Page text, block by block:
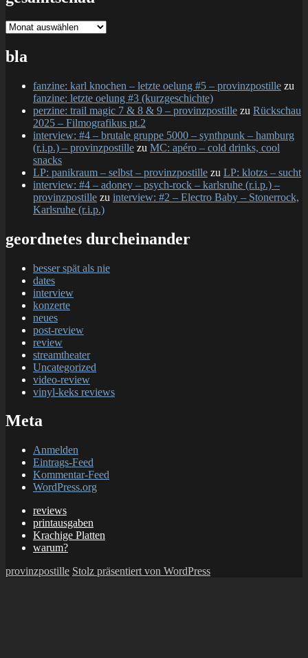
gesamtschau
bla
fanzine: karl knochen – letzte oelung #5 – provinzpostille zu
fanzine: letzte oelung #3 (kurzgeschichte)
perzine: trail magic 7 & 8 & 9 – provinzpostille zu Rückschau
2025 – Filmografikus pt.2
interview: #4 – brutale gruppe 5000 – synthpunk – hamburg
(r.i.p.) – provinzpostille zu MC: apéro – cold drinks, cool
snacks
LP: panikraum – selbst – provinzpostille zu LP: klotzs – sucht
interview: #4 – adoney – psych-rock – karlsruhe (r.i.p.) –
provinzpostille zu interview: #2 – Electro Baby – Stonerrock,
Karlsruhe (r.i.p.)
geordnetes durcheinander
besser spät als nie
dates
interview
konzerte
neues
post-review
review
streamtheater
Uncategorized
video-review
vinyl-keks reviews
Meta
Anmelden
Eintrags-Feed
Kommentar-Feed
WordPress.org
reviews
printausgaben
Krachige Platten
warum?
provinzpostille Stolz präsentiert von WordPress